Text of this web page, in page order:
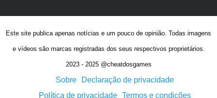
Este site publica apenas notícias e um pouco de opinião. Todas imagens
e vídeos são marcas registradas dos seus respectivos proprietários.
2023 - 2025 @cheatdosgames
Sobre
Declaração de privacidade
Política de privacidade Termos e condições